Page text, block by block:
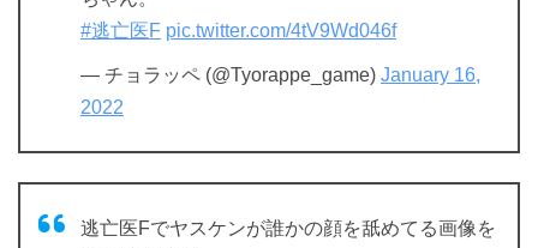
#逃亡医F pic.twitter.com/4tV9Wd046f
— チョラッペ (@Tyorappe_game) January 16,
2022
逃亡医Fでヤスケンが誰かの顔を舐めてる画像を